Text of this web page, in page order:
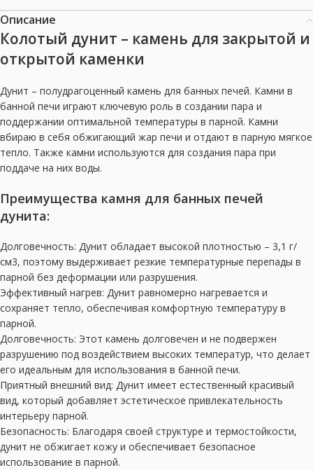
Описание
Колотый дунит – камень для закрытой и
открытой каменки
Дунит – полудрагоценный камень для банных печей. Камни в
банной печи играют ключевую роль в создании пара и
поддержании оптимальной температуры в парной. Камни
вбираю в себя обжигающий жар печи и отдают в парную мягкое
тепло. Также камни используются для создания пара при
поддаче на них воды.
Преимущества камня для банных печей
дунита:
Долговечность: Дунит обладает высокой плотностью – 3,1 г/
см3, поэтому выдерживает резкие температурные перепады в
парной без деформации или разрушения.
Эффективный нагрев: Дунит равномерно нагревается и
сохраняет тепло, обеспечивая комфортную температуру в
парной.
Долговечность: Этот камень долговечен и не подвержен
разрушению под воздействием высоких температур, что делает
его идеальным для использования в банной печи.
Приятный внешний вид: Дунит имеет естественный красивый
вид, который добавляет эстетическое привлекательность
интерьеру парной.
Безопасность: Благодаря своей структуре и термостойкости,
дунит не обжигает кожу и обеспечивает безопасное
использование в парной.